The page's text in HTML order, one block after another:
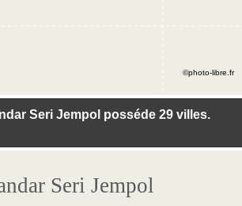
Seri Jempol posséde 29 villes.
©photo-libre.fr
Seri Jempol